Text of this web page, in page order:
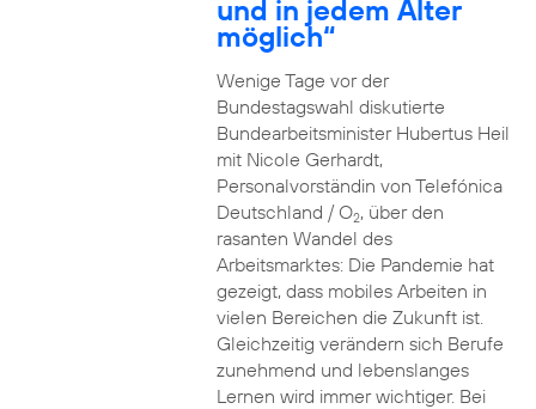
und in jedem Alter
möglich“
Wenige Tage vor der
Bundestagswahl diskutierte
Bundearbeitsminister Hubertus Heil
mit Nicole Gerhardt,
Personalvorständin von Telefónica
Deutschland / O2, über den
rasanten Wandel des
Arbeitsmarktes: Die Pandemie hat
gezeigt, dass mobiles Arbeiten in
vielen Bereichen die Zukunft ist.
Gleichzeitig verändern sich Berufe
zunehmend und lebenslanges
Lernen wird immer wichtiger. Bei